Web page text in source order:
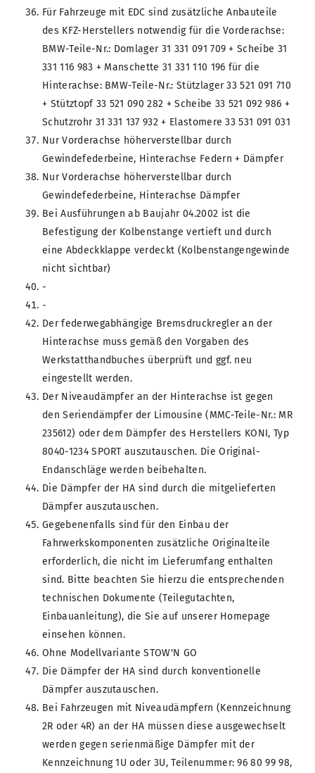
Für Fahrzeuge mit EDC sind zusätzliche Anbauteile
des KFZ-Herstellers notwendig für die Vorderachse:
BMW-Teile-Nr.: Domlager 31 331 091 709 + Scheibe 31
331 116 983 + Manschette 31 331 110 196 für die
Hinterachse: BMW-Teile-Nr.: Stützlager 33 521 091 710
+ Stütztopf 33 521 090 282 + Scheibe 33 521 092 986 +
Schutzrohr 31 331 137 932 + Elastomere 33 531 091 031
Nur Vorderachse höherverstellbar durch
Gewindefederbeine, Hinterachse Federn + Dämpfer
Nur Vorderachse höherverstellbar durch
Gewindefederbeine, Hinterachse Dämpfer
Bei Ausführungen ab Baujahr 04.2002 ist die
Befestigung der Kolbenstange vertieft und durch
eine Abdeckklappe verdeckt (Kolbenstangengewinde
nicht sichtbar)
-
-
Der federwegabhängige Bremsdruckregler an der
Hinterachse muss gemäß den Vorgaben des
Werkstatthandbuches überprüft und ggf. neu
eingestellt werden.
Der Niveaudämpfer an der Hinterachse ist gegen
den Seriendämpfer der Limousine (MMC-Teile-Nr.: MR
235612) oder dem Dämpfer des Herstellers KONI, Typ
8040-1234 SPORT auszutauschen. Die Original-
Endanschläge werden beibehalten.
Die Dämpfer der HA sind durch die mitgelieferten
Dämpfer auszutauschen.
Gegebenenfalls sind für den Einbau der
Fahrwerkskomponenten zusätzliche Originalteile
erforderlich, die nicht im Lieferumfang enthalten
sind. Bitte beachten Sie hierzu die entsprechenden
technischen Dokumente (Teilegutachten,
Einbauanleitung), die Sie auf unserer Homepage
einsehen können.
Ohne Modellvariante STOW'N GO
Die Dämpfer der HA sind durch konventionelle
Dämpfer auszutauschen.
Bei Fahrzeugen mit Niveaudämpfern (Kennzeichnung
2R oder 4R) an der HA müssen diese ausgewechselt
werden gegen serienmäßige Dämpfer mit der
Kennzeichnung 1U oder 3U, Teilenummer: 96 80 99 98,